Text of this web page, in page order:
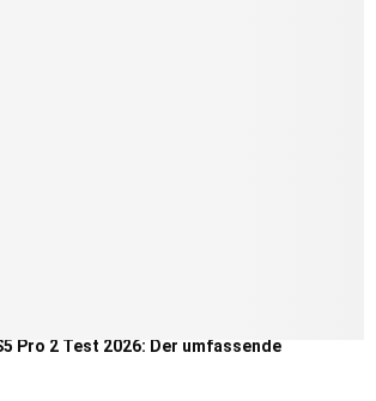
Pro 2 Test 2026: Der umfassende